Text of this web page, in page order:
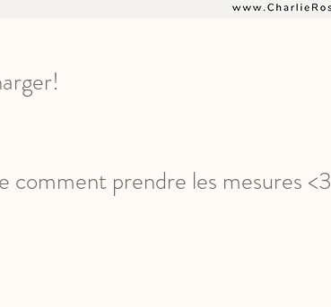
comment prendre les mesures <3